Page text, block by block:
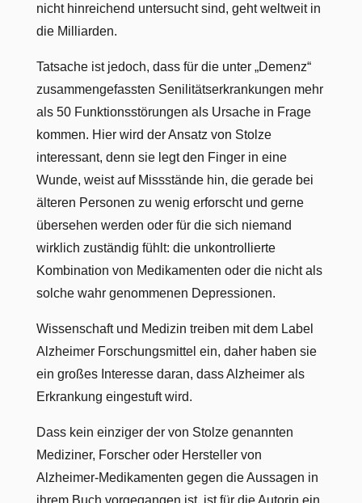
nicht hinreichend untersucht sind, geht weltweit in
die Milliarden.
Tatsache ist jedoch, dass für die unter „Demenz“
zusammengefassten Senilitätserkrankungen mehr
als 50 Funktionsstörungen als Ursache in Frage
kommen. Hier wird der Ansatz von Stolze
interessant, denn sie legt den Finger in eine
Wunde, weist auf Missstände hin, die gerade bei
älteren Personen zu wenig erforscht und gerne
übersehen werden oder für die sich niemand
wirklich zuständig fühlt: die unkontrollierte
Kombination von Medikamenten oder die nicht als
solche wahr genommenen Depressionen.
Wissenschaft und Medizin treiben mit dem Label
Alzheimer Forschungsmittel ein, daher haben sie
ein großes Interesse daran, dass Alzheimer als
Erkrankung eingestuft wird.
Dass kein einziger der von Stolze genannten
Mediziner, Forscher oder Hersteller von
Alzheimer-Medikamenten gegen die Aussagen in
ihrem Buch vorgegangen ist, ist für die Autorin ein